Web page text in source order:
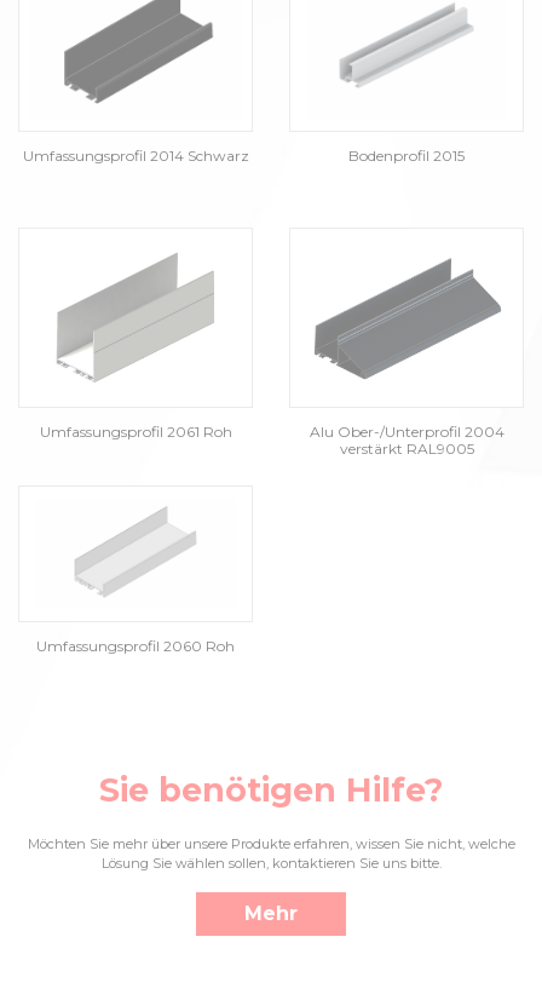
Umfassungsprofil 2014 Schwarz Bodenprofil 2015
Umfassungsprofil 2061 Roh
Alu Ober-/Unterprofil 2004
verstärkt RAL9005
Umfassungsprofil 2060 Roh
Sie benötigen Hilfe?
Möchten Sie mehr über unsere Produkte erfahren, wissen Sie nicht, welche
Lösung Sie wählen sollen, kontaktieren Sie uns bitte.
Mehr